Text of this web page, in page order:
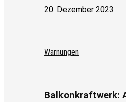
20. Dezember 2023
Warnungen
Balkonkraftwerk: